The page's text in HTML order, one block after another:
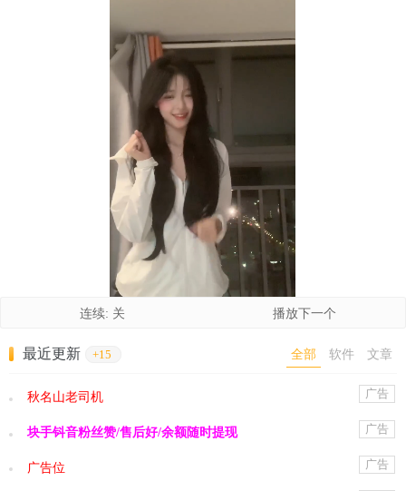
连续: 关 播放下一个
最近更新 +15 全部 软件 文章
秋名山老司机 广告
块手钭音粉丝赞/售后好/余额随时提现 广告
广告位 广告